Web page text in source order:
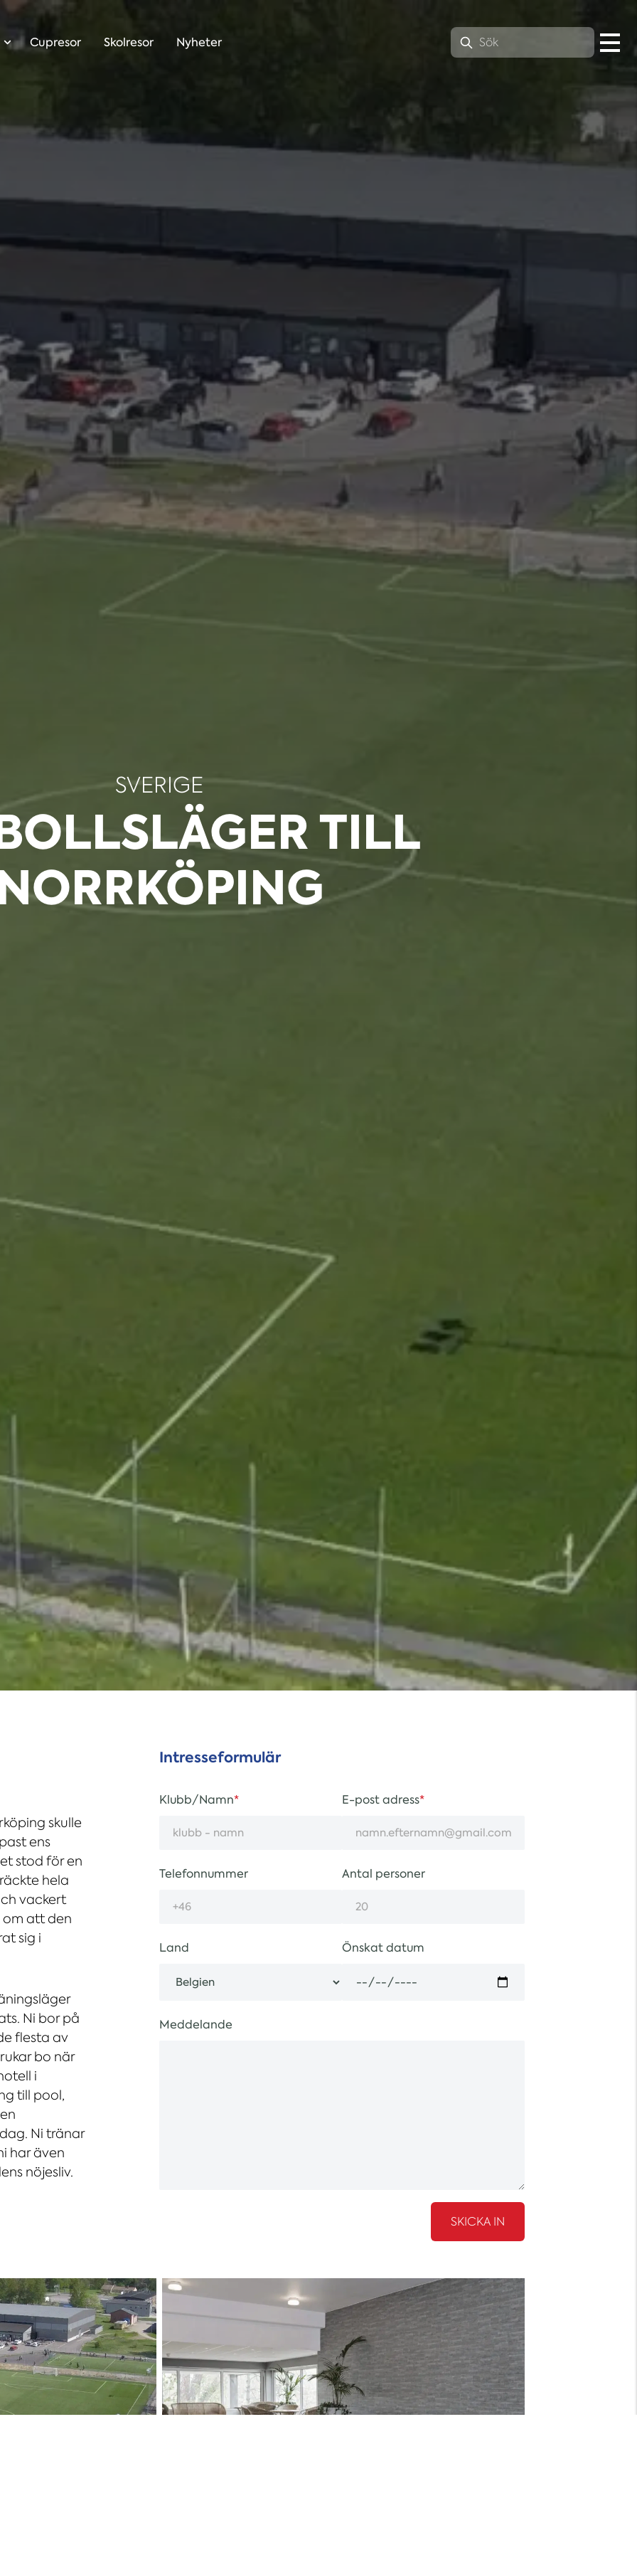
Cupresor Skolresor Nyheter
SVERIGE
TILL
Intresseformulär
Klubb/Namn E-post adress
Telefonnummer Antal personer
Land Önskat datum
Meddelande
skulle
ens
stod för en
hela
vackert
att den
sig i
Ni bor på
flesta av
bo när
i
till pool,
Ni tränar
har även
nöjesliv.